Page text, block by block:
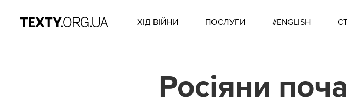
ХІД ВІЙНИ ПОСЛУГИ #ENGLISH
Росіяни